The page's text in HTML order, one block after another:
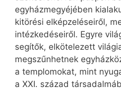
egyházmegyéjében
kitörési elképzeléseiről,
intézkedéseiről. Egyre
segítők, elkötelezett
megszűnhetnek
a templomokat, mint
a XXI. század